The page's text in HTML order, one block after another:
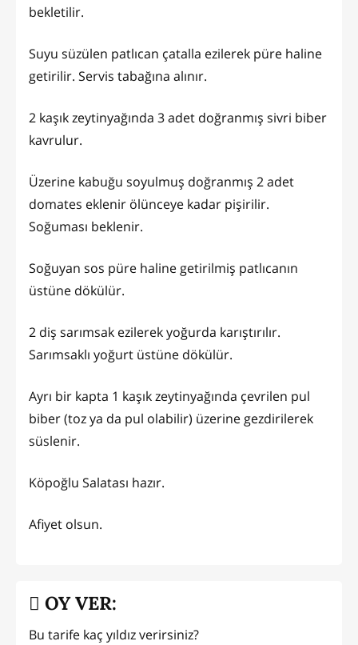
bekletilir.
Suyu süzülen patlıcan çatalla ezilerek püre haline
getirilir. Servis tabağına alınır.
2 kaşık zeytinyağında 3 adet doğranmış sivri biber
kavrulur.
Üzerine kabuğu soyulmuş doğranmış 2 adet
domates eklenir ölünceye kadar pişirilir.
Soğuması beklenir.
Soğuyan sos püre haline getirilmiş patlıcanın
üstüne dökülür.
2 diş sarımsak ezilerek yoğurda karıştırılır.
Sarımsaklı yoğurt üstüne dökülür.
Ayrı bir kapta 1 kaşık zeytinyağında çevrilen pul
biber (toz ya da pul olabilir) üzerine gezdirilerek
süslenir.
Köpoğlu Salatası hazır.
Afiyet olsun.
OY VER:
Bu tarife kaç yıldız verirsiniz?